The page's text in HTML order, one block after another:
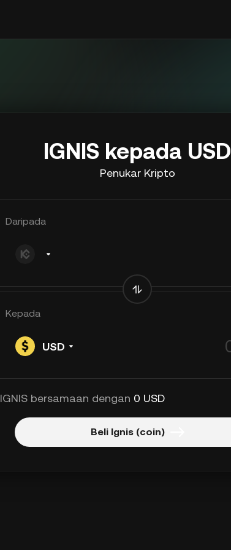
IGNIS kepada USD
Penukar Kripto
Daripada
Kepada
USD
bersamaan dengan 0 USD
Beli Ignis (coin)